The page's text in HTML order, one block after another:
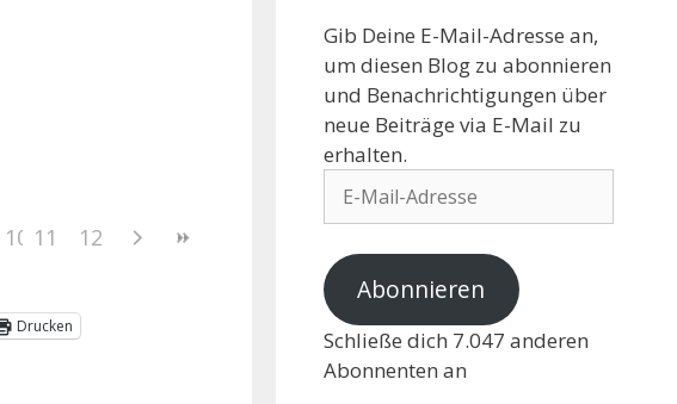
10 11 12
Drucken
Gib Deine E-Mail-Adresse an,
um diesen Blog zu abonnieren
und Benachrichtigungen über
neue Beiträge via E-Mail zu
erhalten.
Abonnieren
Schließe dich 7.047 anderen
Abonnenten an